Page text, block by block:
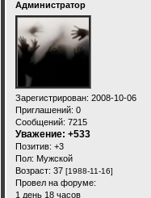
Администратор
Зарегистрирован: 2008-10-06
Приглашений: 0
Сообщений: 7215
Уважение: +533
Позитив: +3
Пол: Мужской
Возраст: 37 [1988-11-16]
Провел на форуме:
1 день 18 часов